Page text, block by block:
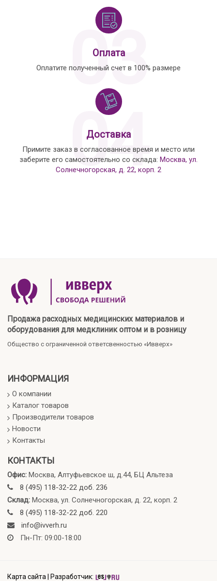
03
Оплата
Оплатите полученный счет в 100% размере
04
Доставка
Примите заказ в согласованное время и место или
заберите его самостоятельно со склада: Москва, ул.
Солнечногорская, д. 22, корп. 2
Продажа расходных медицинских материалов и
оборудования для медклиник оптом и в розницу
Общество с ограниченной ответсвенностью «Ивверх»
ИНФОРМАЦИЯ
О компании
Каталог товаров
Производители товаров
Новости
Контакты
КОНТАКТЫ
Офис: Москва, Алтуфьевское ш, д.44, БЦ Альтеза
8 (495) 118-32-22 доб. 236
Склад: Москва, ул. Солнечногорская, д. 22, корп. 2
8 (495) 118-32-22 доб. 220
info@ivverh.ru
Пн-Пт: 09:00-18:00
Карта сайта Разработчик: